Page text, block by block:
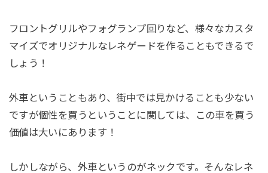
フロントグリルやフォグランプ回りなど、様々なカスタ
マイズでオリジナルなレネゲードを作ることもできるで
しょう！
外車ということもあり、街中では見かけることも少ない
ですが個性を買うということに関しては、この車を買う
価値は大いにあります！
しかしながら、外車というのがネックです。そんなレネ